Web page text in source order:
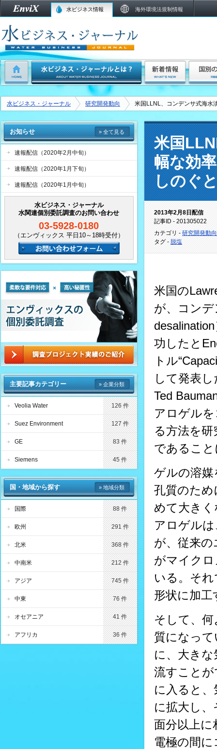
水ビジネス情報 海外環境法規制情報
水ビジネス・ジャーナル 研究開発動向 米国LLNL、コンデンサ式海水
米国
幅な効
しのぐ
2013年2月8日配信
記事ID - 201305022
カテゴリ - 研究開発動向
タグ - 脱塩
米国の
が、コンデ
功したと
トル
して発表
Ted
アロゲル
る方法を
であるこ
ゲルの溶
孔質のため
めて大き
アロゲル
が、従来
がマイク
いる。そ
形状に加
そして、
質になっ
に、大き
流すこと
に入ると
に拡大し
面分以上に
電極の間
お知らせ » 全て見る
速報配信（2020年2月中旬）
速報配信（2020年1月下旬）
速報配信（2020年1月中旬）
水ビジネス・ジャーナル
水関連個別委託調査のお問い合わせ
03-5928-0180
（エンヴィックス 平日10～18時受付）
主要記事カテゴリー » 企業分類
Veolia Water 126 件
Suez Environment 127 件
GE 83 件
Siemens 45 件
国・地域から探す » 地域分類
国際 88 件
欧州 291 件
北米 368 件
中南米 212 件
アジア 745 件
中東 76 件
オセアニア 41 件
アフリカ 36 件